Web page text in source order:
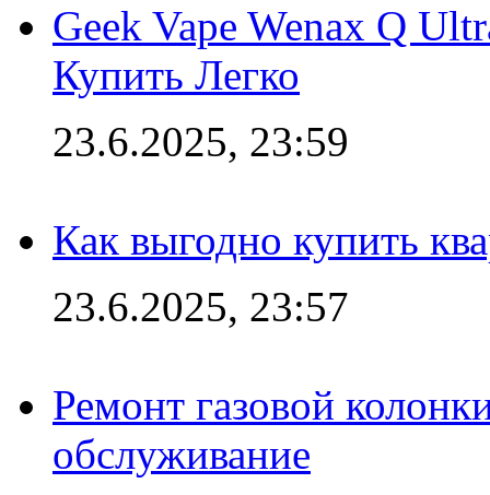
Geek Vape Wenax Q
Купить Легко
23.6.2025, 23:59
Как выгодно купить
23.6.2025, 23:57
Ремонт газовой
обслуживание